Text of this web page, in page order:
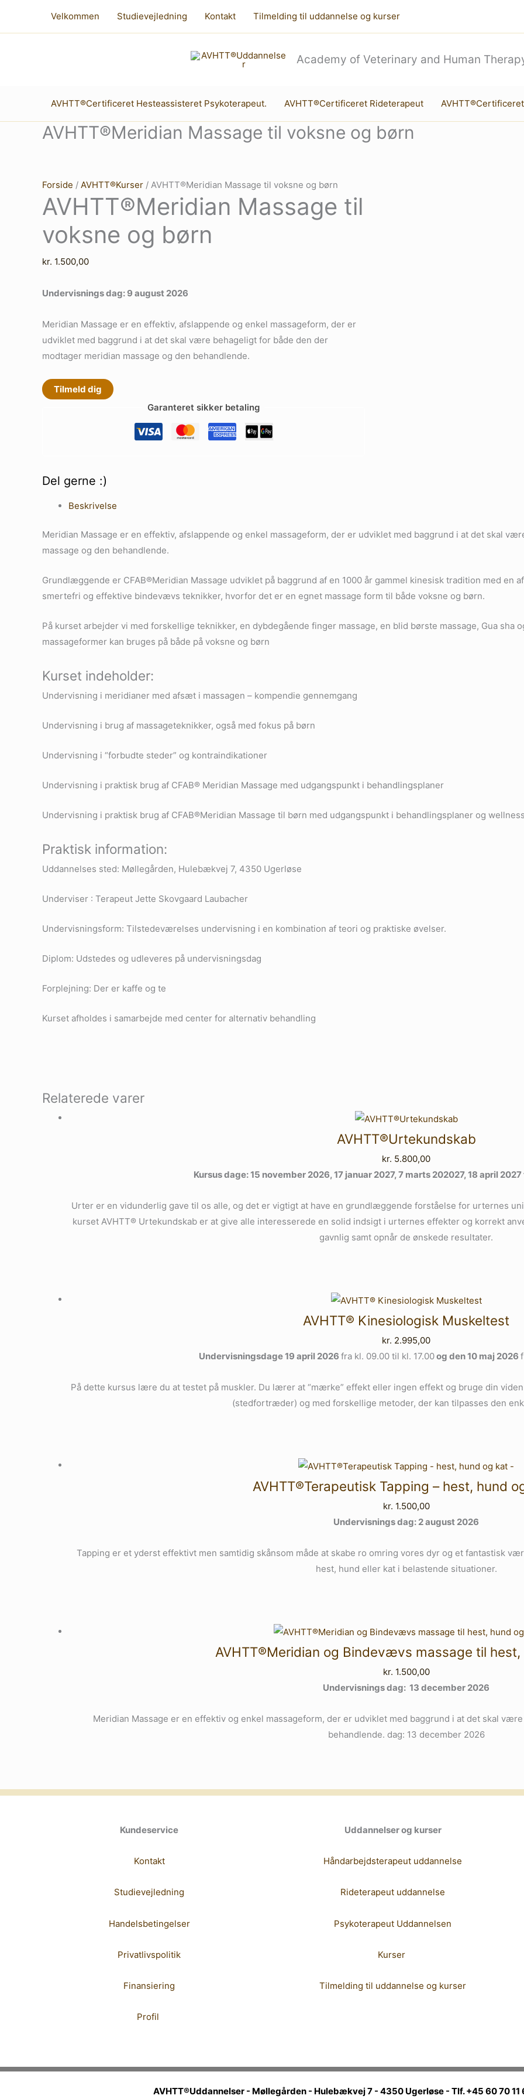
Velkommen Studievejledning Kontakt Tilmelding til uddannelse og kurser
Academy of Veterinary and Human
AVHTT®Certificeret Hesteassisteret Psykoterapeut. AVHTT®Certificeret Rideterapeut
AVHTT®Meridian Massage til voksne og børn
Forside / AVHTT®Kurser / AVHTT®Meridian Massage til voksne og børn
AVHTT®Meridian Massage til
voksne og børn
kr. 1.500,00
Undervisnings dag: 9 august 2026
Meridian Massage er en effektiv, afslappende og enkel massageform, der er
udviklet med baggrund i at det skal være behageligt for både den der
modtager meridian massage og den behandlende.
Tilmeld dig
Garanteret sikker betaling
Del gerne :)
Beskrivelse
Meridian Massage er en effektiv, afslappende og enkel massageform, der er udviklet med baggrund i at det skal
massage og den behandlende.
Grundlæggende er CFAB®Meridian Massage udviklet på baggrund af en 1000 år gammel kinesisk tradition med en
smertefri og effektive bindevævs teknikker, hvorfor det er en egnet massage form til både voksne og børn.
På kurset arbejder vi med forskellige teknikker, en dybdegående finger massage, en blid børste massage, Gua sha
massageformer kan bruges på både på voksne og børn
Kurset indeholder:
Undervisning i meridianer med afsæt i massagen – kompendie gennemgang
Undervisning i brug af massageteknikker, også med fokus på børn
Undervisning i “forbudte steder” og kontraindikationer
Undervisning i praktisk brug af CFAB® Meridian Massage med udgangspunkt i behandlingsplaner
Undervisning i praktisk brug af CFAB®Meridian Massage til børn med udgangspunkt i behandlingsplaner og
Praktisk information:
Uddannelses sted: Møllegården, Hulebækvej 7, 4350 Ugerløse
Underviser : Terapeut Jette Skovgaard Laubacher
Undervisningsform: Tilstedeværelses undervisning i en kombination af teori og praktiske øvelser.
Diplom: Udstedes og udleveres på undervisningsdag
Forplejning: Der er kaffe og te
Kurset afholdes i samarbejde med center for alternativ behandling
Relaterede varer
AVHTT®Urtekundskab
kr. 5.800,00
Kursus dage: 15 november 2026, 17 januar 2027, 7 marts 202027, 18 april
Urter er en vidunderlig gave til os alle, og det er vigtigt at have en grundlæggende forståelse for urternes
kurset AVHTT® Urtekundskab er at give alle interesserede en solid indsigt i urternes effekter og korrekt
gavnlig samt opnår de ønskede resultater.
AVHTT® Kinesiologisk Muskeltest
kr. 2.995,00
Undervisningsdage 19 april 2026 fra kl. 09.00 til kl. 17.00og den 10 maj 2026
På dette kursus lære du at testet på muskler. Du lærer at “mærke” effekt eller ingen effekt og bruge din
(stedfortræder) og med forskellige metoder, der kan tilpasses den
AVHTT®Terapeutisk Tapping – hest, hund
kr. 1.500,00
Undervisnings dag: 2 august 2026
Tapping er et yderst effektivt men samtidig skånsom måde at skabe ro omring vores dyr og et fantastisk
hest, hund eller kat i belastende situationer.
AVHTT®Meridian og Bindevævs massage til
kr. 1.500,00
Undervisnings dag: 13 december 2026
Meridian Massage er en effektiv og enkel massageform, der er udviklet med baggrund i at det skal
behandlende. dag: 13 december 2026
Kundeservice
Kontakt
Studievejledning
Handelsbetingelser
Privatlivspolitik
Finansiering
Profil
Uddannelser og kurser
Håndarbejdsterapeut uddannelse
Rideterapeut uddannelse
Psykoterapeut Uddannelsen
Kurser
Tilmelding til uddannelse og kurser
AVHTT®Uddannelser - Møllegården - Hulebækvej 7 - 4350 Ugerløse - Tlf. +45 60 70